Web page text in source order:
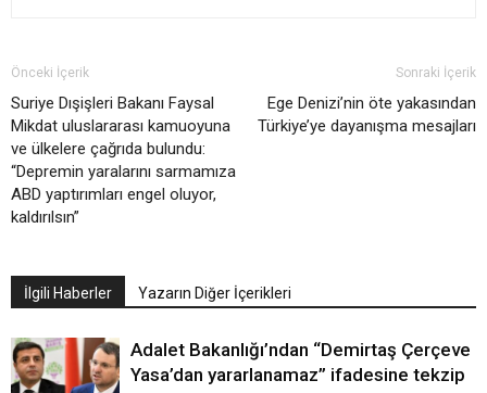
Önceki İçerik
Suriye Dışişleri Bakanı Faysal
Mikdat uluslararası kamuoyuna
ve ülkelere çağrıda bulundu:
“Depremin yaralarını sarmamıza
ABD yaptırımları engel oluyor,
kaldırılsın”
Sonraki İçerik
Ege Denizi’nin öte yakasından
Türkiye’ye dayanışma mesajları
İlgili Haberler Yazarın Diğer İçerikleri
Adalet Bakanlığı’ndan “Demirtaş Çerçeve
Yasa’dan yararlanamaz” ifadesine tekzip